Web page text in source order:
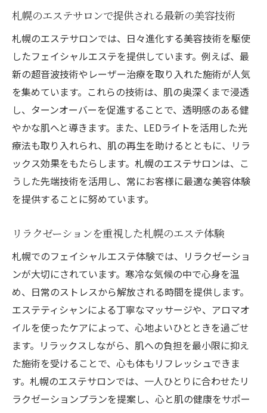
方法
初めてのエステ体験での注意点
サービス内容から選ぶ札幌のエステ
価格帯から見た札幌のエステ選び
口コミを参考にしたエステサロンの選び方
エステでの心と肌のリフレッシュ方法を詳しく
解説
エステで心地よく過ごすための準備
フェイシャルエステの流れとその効果
エステ後のケアで肌状態を維持するコツ
心と肌に優しいエステの取り組み
エステで体感する五感のリラックス法
札幌市内で安心して通えるフェイシャルエステ
サロンの特徴
プライベート空間を重視する札幌のエステ
衛生管理が行き届いた安心のエステ施設
札幌で高評価のエステサロンの見つけ方
各種認定を受けた信頼できるエステサロン
札幌のエステサロンで提供される最新の美容技術
札幌のエステサロンでは、日々進化する美容技術を駆使
したフェイシャルエステを提供しています。例えば、最
新の超音波技術やレーザー治療を取り入れた施術が人気
を集めています。これらの技術は、肌の奥深くまで浸透
し、ターンオーバーを促進することで、透明感のある健
やかな肌へと導きます。また、LEDライトを活用した光
療法も取り入れられ、肌の再生を助けるとともに、リラ
ックス効果をもたらします。札幌のエステサロンは、こ
うした先端技術を活用し、常にお客様に最適な美容体験
を提供することに努めています。
リラクゼーションを重視した札幌のエステ体験
札幌でのフェイシャルエステ体験では、リラクゼーショ
ンが大切にされています。寒冷な気候の中で心身を温
め、日常のストレスから解放される時間を提供します。
エステティシャンによる丁寧なマッサージや、アロマオ
イルを使ったケアによって、心地よいひとときを過ごせ
ます。リラックスしながら、肌への負担を最小限に抑え
た施術を受けることで、心も体もリフレッシュできま
す。札幌のエステサロンでは、一人ひとりに合わせたリ
ラクゼーションプランを提案し、心と肌の健康をサポー